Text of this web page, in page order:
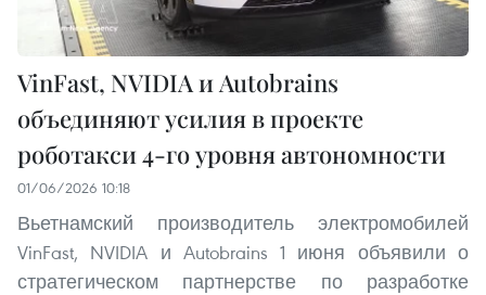
VinFast, NVIDIA и Autobrains
объединяют усилия в проекте
роботакси 4-го уровня автономности
01/06/2026 10:18
Вьетнамский производитель электромобилей
VinFast, NVIDIA и Autobrains 1 июня объявили о
стратегическом партнерстве по разработке